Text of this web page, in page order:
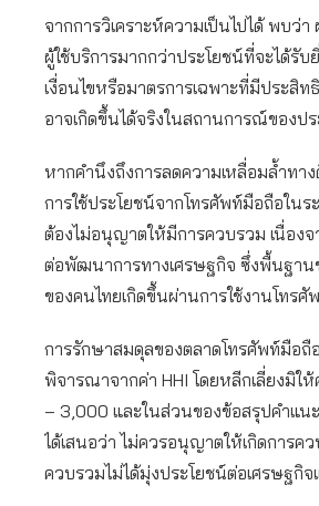
จากการวิเคราะห์ความเป็นไปได้ พบว่า
ผู้ใช้บริการมากกว่าประโยชน์ที่จะได้รับ
เงื่อนไขหรือมาตรการเฉพาะที่มีประสิท
อาจเกิดขึ้นได้จริงในสถานการณ์ของปร
หากคำนึงถึงการลดความเหลื่อมล้ำทาง
การใช้ประโยชน์จากโทรศัพท์มือถือใน
ต้องไม่อนุญาตให้มีการควบรวม เนื่อง
ต่อพัฒนาการทางเศรษฐกิจ ซึ่งพื้นฐาน
ของคนไทยเกิดขึ้นผ่านการใช้งานโทรศั
การรักษาสมดุลของตลาดโทรศัพท์มือถื
พิจารณาจากค่า HHI โดยหลีกเลี่ยงมิใ
– 3,000 และในส่วนของข้อสรุปคำแน
ได้เสนอว่า ไม่ควรอนุญาตให้เกิดการคว
ควบรวมไม่ได้มุ่งประโยชน์ต่อเศรษฐกิจ